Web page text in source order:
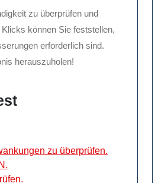
zu überprüfen und
können Sie feststellen,
erforderlich sind.
herauszuholen!
zu überprüfen.